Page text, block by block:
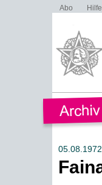
Abo Hilfe
05.08.1972